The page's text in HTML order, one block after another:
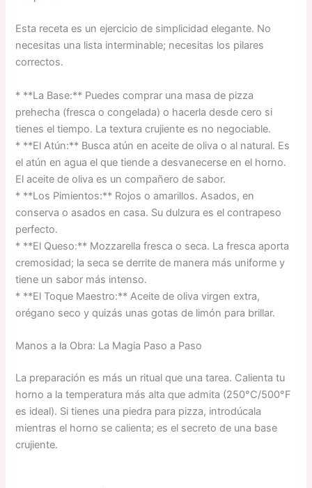
Esta receta es un ejercicio de simplicidad elegante. No
necesitas una lista interminable; necesitas los pilares
correctos.
* **La Base:** Puedes comprar una masa de pizza
prehecha (fresca o congelada) o hacerla desde cero si
tienes el tiempo. La textura crujiente es no negociable.
* **El Atún:** Busca atún en aceite de oliva o al natural. Es
el atún en agua el que tiende a desvanecerse en el horno.
El aceite de oliva es un compañero de sabor.
* **Los Pimientos:** Rojos o amarillos. Asados, en
conserva o asados en casa. Su dulzura es el contrapeso
perfecto.
* **El Queso:** Mozzarella fresca o seca. La fresca aporta
cremosidad; la seca se derrite de manera más uniforme y
tiene un sabor más intenso.
* **El Toque Maestro:** Aceite de oliva virgen extra,
orégano seco y quizás unas gotas de limón para brillar.
Manos a la Obra: La Magia Paso a Paso
La preparación es más un ritual que una tarea. Calienta tu
horno a la temperatura más alta que admita (250°C/500°F
es ideal). Si tienes una piedra para pizza, introdúcala
mientras el horno se calienta; es el secreto de una base
crujiente.